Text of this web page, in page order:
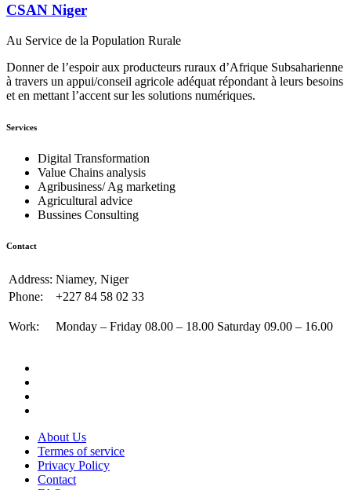
CSAN Niger
Au Service de la Population Rurale
Donner de l’espoir aux producteurs ruraux d’Afrique Subsaharienne
à travers un appui/conseil agricole adéquat répondant à leurs besoins
et en mettant l’accent sur les solutions numériques.
Services
Digital Transformation
Value Chains analysis
Agribusiness/ Ag marketing
Agricultural advice
Bussines Consulting
Contact
Address: Niamey, Niger
Phone:
+227 84 58 02 33
Work: Monday – Friday 08.00 – 18.00 Saturday 09.00 – 16.00
About Us
Termes of service
Privacy Policy
Contact